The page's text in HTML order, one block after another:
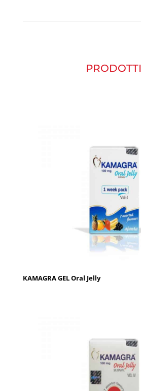
PRODOTTI
KAMAGRA GEL Oral Jelly